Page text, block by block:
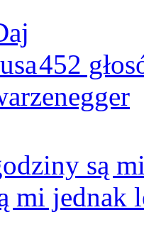
452
są
mi jednak